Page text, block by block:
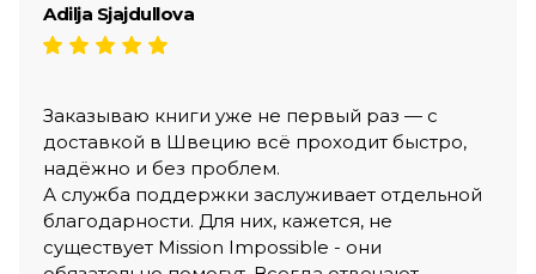
Adilja Sjajdullova
Заказываю книги уже не первый раз — с
доставкой в Швецию всё проходит быстро,
надёжно и без проблем.
А служба поддержки заслуживает отдельной
благодарности. Для них, кажется, не
существует Mission Impossible - они